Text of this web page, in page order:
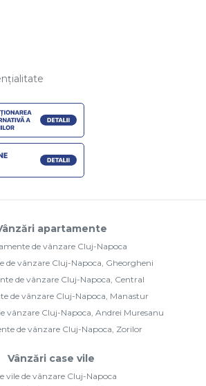
apartamente
de vânzare Cluj-Napoca
de vânzare Cluj-Napoca, Gheorgheni
de vânzare Cluj-Napoca, Central
de vânzare Cluj-Napoca, Manastur
vânzare Cluj-Napoca, Andrei Muresanu
de vânzare Cluj-Napoca, Zorilor
Vânzări case vile
vile de vânzare Cluj-Napoca